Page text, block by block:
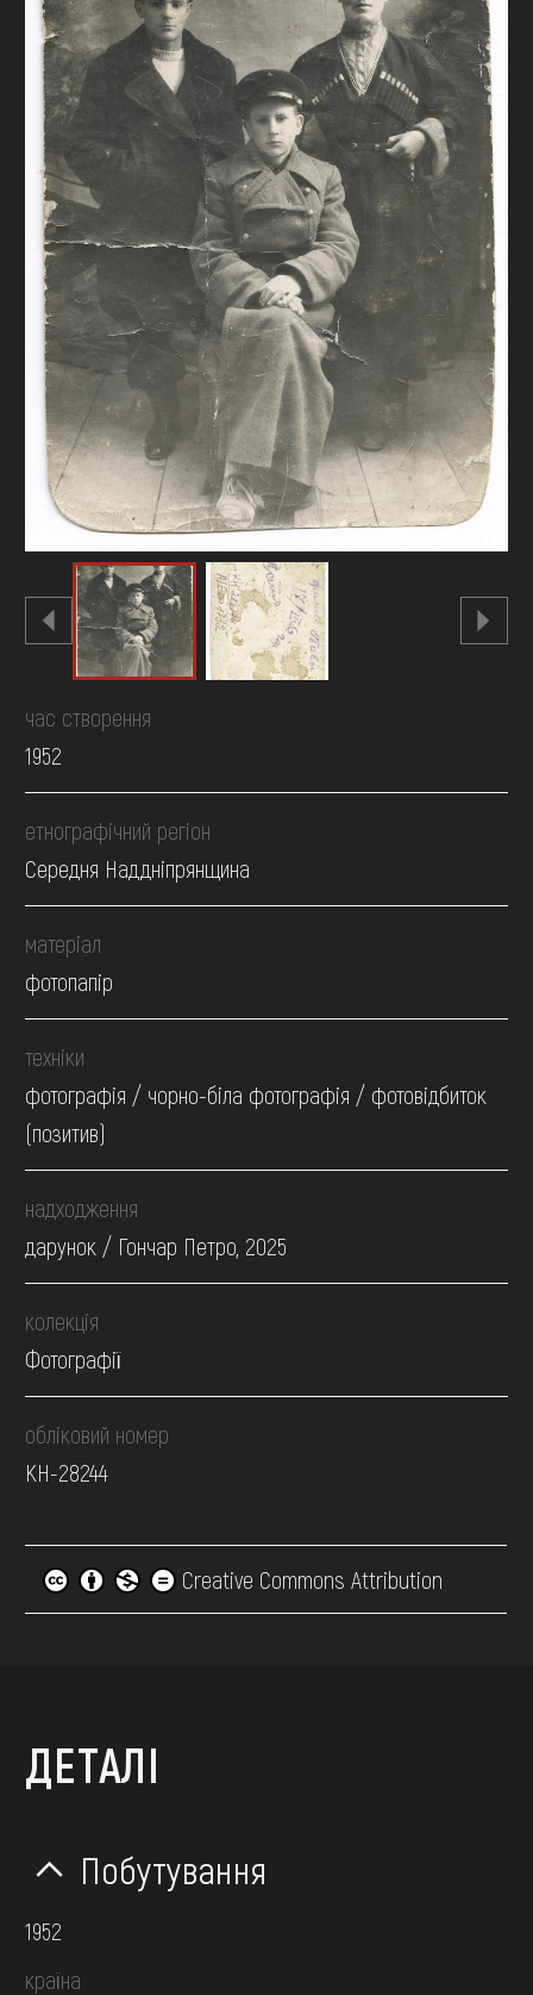
ОНЛАЙН-КРАМНИЦЯ
ПІДТРИМАТИ
час створення
1952
етнографічний регіон
Середня Наддніпрянщина
матеріал
фотопапір
техніки
фотографія / чорно-біла фотографія / фотовідбиток
(позитив)
надходження
дарунок / Гончар Петро, 2025
колекція
Фотографії
обліковий номер
КН-28244
Creative Commons Attribution
ДЕТАЛІ
Побутування
1952
країна